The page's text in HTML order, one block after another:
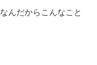
んだからこんなこと